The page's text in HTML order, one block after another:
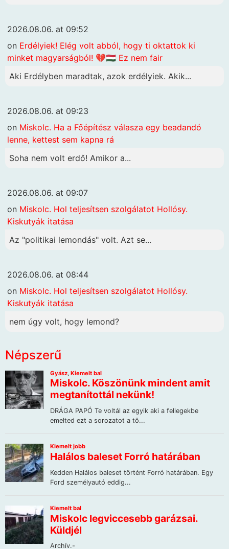
2026.08.06. at 09:52
on Erdélyiek! Elég volt abból, hogy ti oktattok ki
minket magyarságból! 💔🇭🇺 Ez nem fair
Aki Erdélyben maradtak, azok erdélyiek. Akik...
2026.08.06. at 09:23
on Miskolc. Ha a Főépítész válasza egy beadandó
lenne, kettest sem kapna rá
Soha nem volt erdő! Amikor a...
2026.08.06. at 09:07
on Miskolc. Hol teljesítsen szolgálatot Hollósy.
Kiskutyák itatása
Az "politikai lemondás" volt. Azt se...
2026.08.06. at 08:44
on Miskolc. Hol teljesítsen szolgálatot Hollósy.
Kiskutyák itatása
nem úgy volt, hogy lemond?
Népszerű